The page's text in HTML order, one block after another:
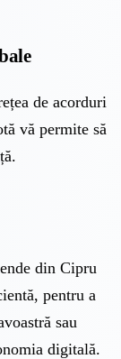
de acorduri
vă permite să
din Cipru
pentru a
sau
digitală.